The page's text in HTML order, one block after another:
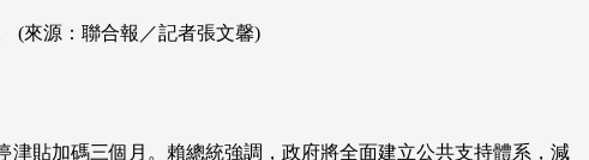
(來源：聯合報／記者張文馨)
津貼加碼三個月。賴總統強調，政府將全面建立公共支持體系，減